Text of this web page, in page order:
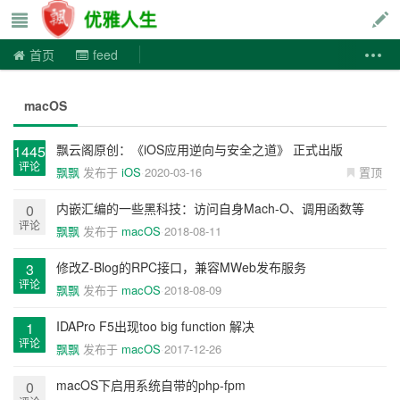
首页 feed
macOS
1445
评论
飘云阁原创：《iOS应用逆向与安全之道》 正式出版
置顶
飘飘 发布于 iOS 2020-03-16
0
评论
内嵌汇编的一些黑科技：访问自身Mach-O、调用函数等
飘飘 发布于 macOS 2018-08-11
3
评论
修改Z-Blog的RPC接口，兼容MWeb发布服务
飘飘 发布于 macOS 2018-08-09
1
评论
IDAPro F5出现too big function 解决
飘飘 发布于 macOS 2017-12-26
0 macOS下启用系统自带的php-fpm